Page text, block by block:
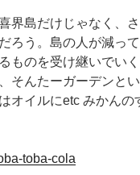
界島だけじゃなく、
ろう。島の人が減っ
ものを受け継いでいく
そんたーガーデンと
オイルにetc みかんの
toba-cola